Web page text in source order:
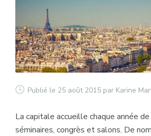
Publié le 25 août 2015 par Karine
La capitale accueille chaque année
séminaires, congrès et salons. De